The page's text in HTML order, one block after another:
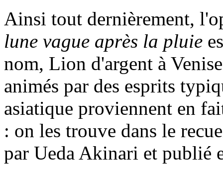
Ainsi tout dernièrement,
lune vague après la pluie
nom, Lion d'argent à
animés par des esprits
asiatique proviennent en
: on les trouve dans le
par Ueda Akinari et publié